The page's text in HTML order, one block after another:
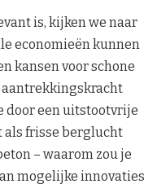
is, kijken we naar
economieën kunnen
kansen voor schone
door een uitstootvrije
als frisse berglucht
– waarom zou je
mogelijke innovaties